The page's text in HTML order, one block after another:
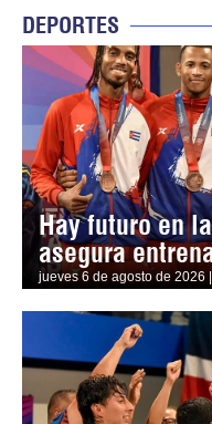
DEPORTES
Hay futuro en
asegura
jueves 6 de agosto de 2026